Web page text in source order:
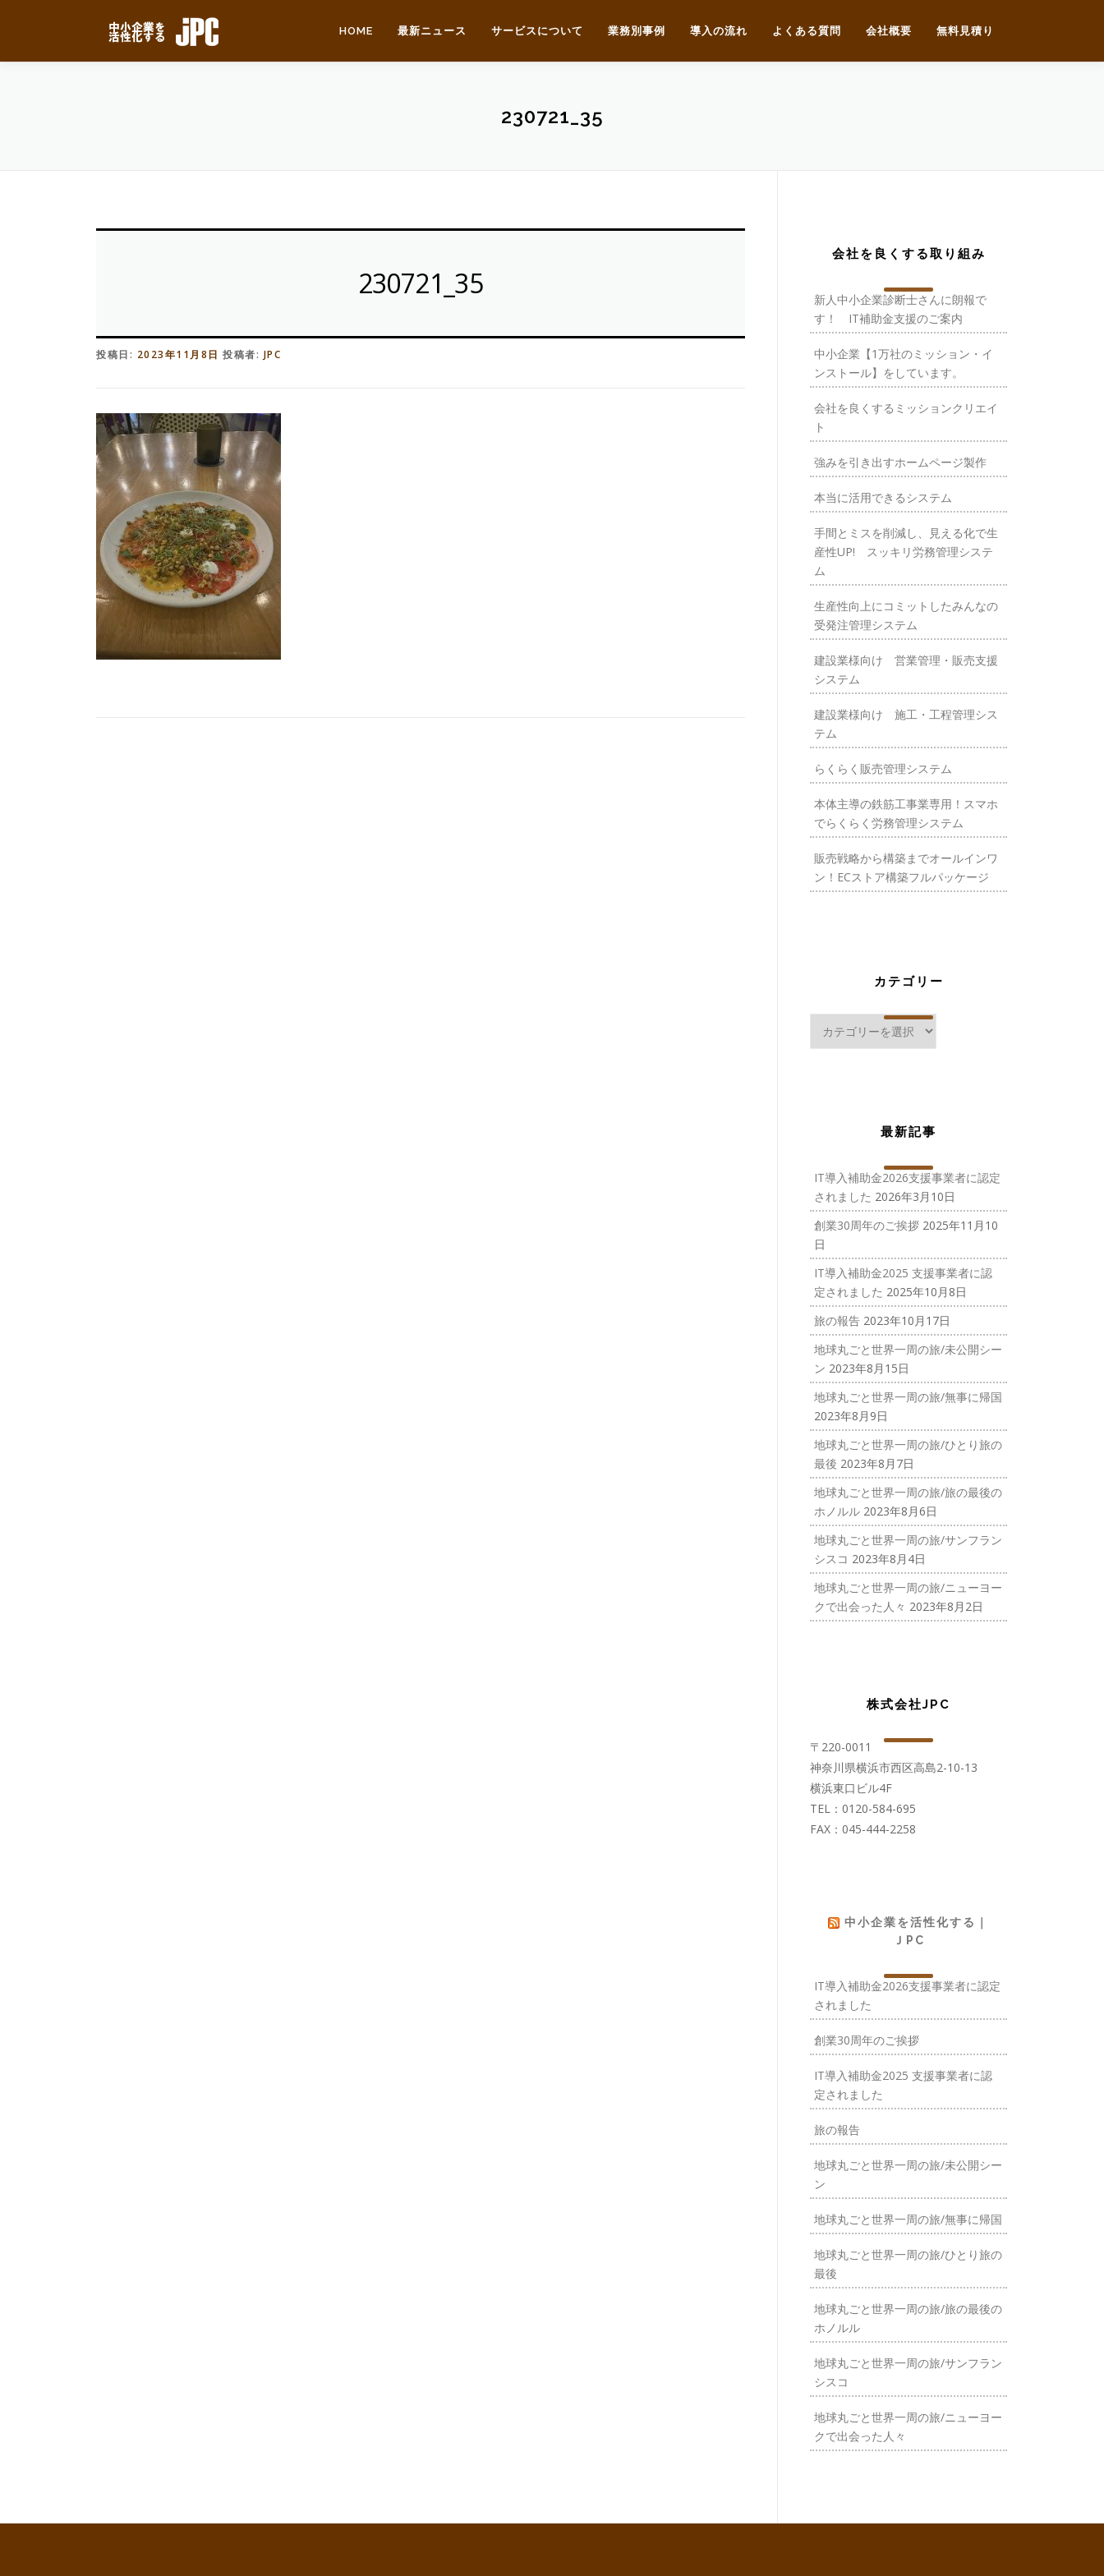
ン
HOME 最新ニュース サービスについて 業務別事例 導入の流れ よくある質問 会社概要 無料見積り
230721_35
230721_35
投稿日: 2023年11月8日 投稿者: JPC
会社を良くする取り組み
新人中小企業診断士さんに朗報で
す！ IT補助金支援のご案内
中小企業【1万社のミッション・イ
ンストール】をしています。
会社を良くするミッションクリエイ
ト
強みを引き出すホームページ製作
本当に活用できるシステム
手間とミスを削減し、見える化で生
産性UP! スッキリ労務管理システ
ム
生産性向上にコミットしたみんなの
受発注管理システム
建設業様向け 営業管理・販売支援
システム
建設業様向け 施工・工程管理シス
テム
らくらく販売管理システム
本体主導の鉄筋工事業専用！スマホ
でらくらく労務管理システム
販売戦略から構築までオールインワ
ン！ECストア構築フルパッケージ
カテゴリー
最新記事
IT導入補助金2026支援事業者に認定
されました 2026年3月10日
創業30周年のご挨拶 2025年11月10
日
IT導入補助金2025 支援事業者に認
定されました 2025年10月8日
旅の報告 2023年10月17日
地球丸ごと世界一周の旅/未公開シー
ン 2023年8月15日
地球丸ごと世界一周の旅/無事に帰国
2023年8月9日
地球丸ごと世界一周の旅/ひとり旅の
最後 2023年8月7日
地球丸ごと世界一周の旅/旅の最後の
ホノルル 2023年8月6日
地球丸ごと世界一周の旅/サンフラン
シスコ 2023年8月4日
地球丸ごと世界一周の旅/ニューヨー
クで出会った人々 2023年8月2日
株式会社JPC
〒220-0011
神奈川県横浜市西区高島2-10-13
横浜東口ビル4F
TEL：0120-584-695
FAX：045-444-2258
中小企業を活性化する｜
ＪPC
IT導入補助金2026支援事業者に認定
されました
創業30周年のご挨拶
IT導入補助金2025 支援事業者に認
定されました
旅の報告
地球丸ごと世界一周の旅/未公開シー
ン
地球丸ごと世界一周の旅/無事に帰国
地球丸ごと世界一周の旅/ひとり旅の
最後
地球丸ごと世界一周の旅/旅の最後の
ホノルル
地球丸ごと世界一周の旅/サンフラン
シスコ
地球丸ごと世界一周の旅/ニューヨー
クで出会った人々